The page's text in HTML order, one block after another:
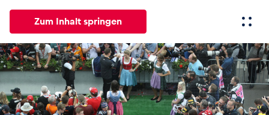
Zum Inhalt springen
News Events Erlebnisse Seiten